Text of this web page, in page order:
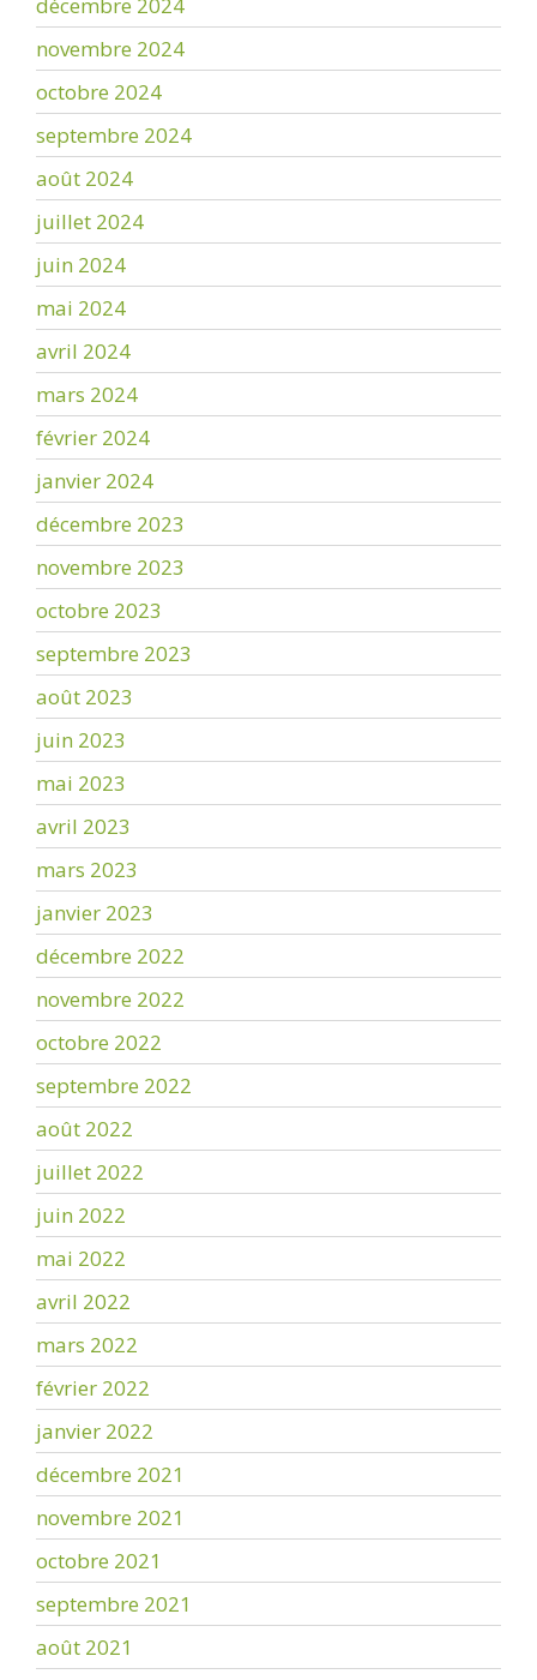
novembre 2024
octobre 2024
septembre 2024
août 2024
juillet 2024
juin 2024
mai 2024
avril 2024
mars 2024
février 2024
janvier 2024
décembre 2023
novembre 2023
octobre 2023
septembre 2023
août 2023
juin 2023
mai 2023
avril 2023
mars 2023
janvier 2023
décembre 2022
novembre 2022
octobre 2022
septembre 2022
août 2022
juillet 2022
juin 2022
mai 2022
avril 2022
mars 2022
février 2022
janvier 2022
décembre 2021
novembre 2021
octobre 2021
septembre 2021
août 2021